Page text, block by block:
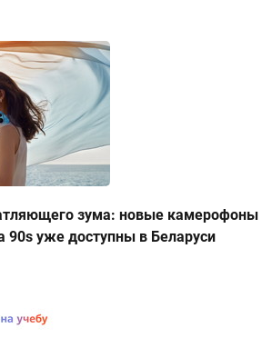
зума: новые камерофоны
90s уже доступны в Беларуси